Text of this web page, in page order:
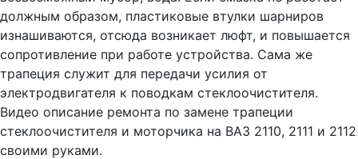
должным образом, пластиковые втулки шарниров
изнашиваются, отсюда возникает люфт, и повышается
сопротивление при работе устройства. Сама же
трапеция служит для передачи усилия от
электродвигателя к поводкам стеклоочистителя.
Видео описание ремонта по замене трапеции
стеклоочистителя и моторчика на ВАЗ 2110, 2111 и 2112
своими руками.